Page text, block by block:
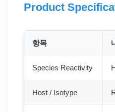
Product
항목
Species Reactivity
Host / Isotype